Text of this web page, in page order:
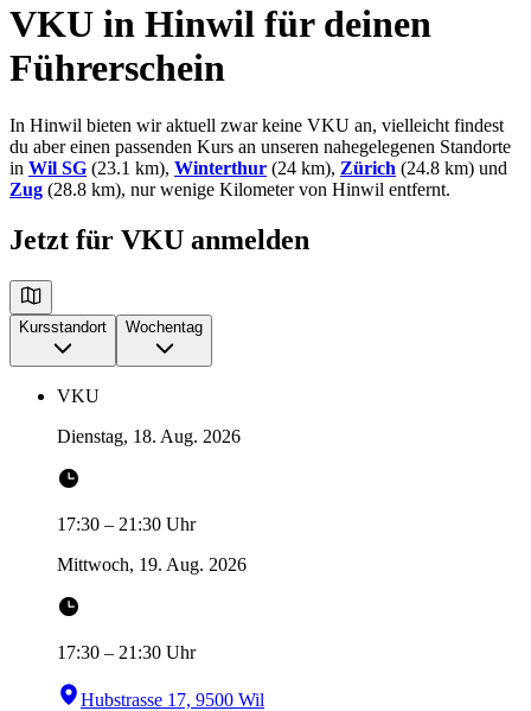
VKU in Hinwil für deinen
Führerschein
In Hinwil bieten wir aktuell zwar keine VKU an, vielleicht findest
du aber einen passenden Kurs an unseren nahegelegenen Standorte
in Wil SG (23.1 km), Winterthur (24 km), Zürich (24.8 km) und
Zug (28.8 km), nur wenige Kilometer von Hinwil entfernt.
Jetzt für VKU anmelden
Kursstandort Wochentag
VKU
Dienstag, 18. Aug. 2026
17:30 – 21:30 Uhr
Mittwoch, 19. Aug. 2026
17:30 – 21:30 Uhr
Hubstrasse 17, 9500 Wil